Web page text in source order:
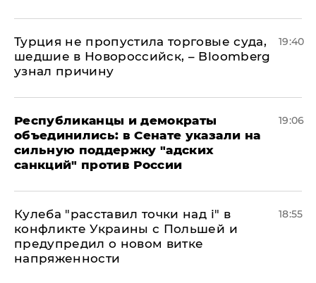
Турция не пропустила торговые суда,
шедшие в Новороссийск, – Bloomberg
узнал причину
19:40
Республиканцы и демократы
объединились: в Сенате указали на
сильную поддержку "адских
санкций" против России
19:06
Кулеба "расставил точки над і" в
конфликте Украины с Польшей и
предупредил о новом витке
напряженности
18:55